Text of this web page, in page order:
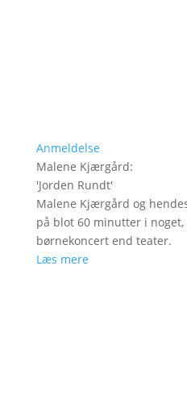
Anmeldelse
Malene Kjærgård:
'Jorden Rundt'
Malene Kjærgård og
på blot 60 minutter i
børnekoncert end teater.
Læs mere